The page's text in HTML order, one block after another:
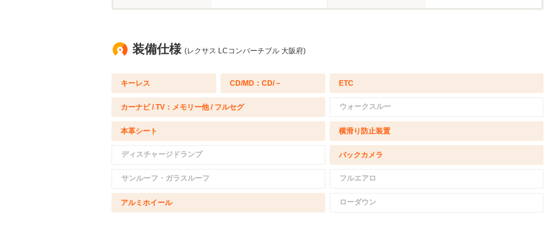
装備仕様 (レクサス LCコンバーチブル 大阪府)
キーレス CD/MD：CD/－ ETC
カーナビ / TV：メモリー他 / フルセグ ウォークスルー
本革シート 横滑り防止装置
ディスチャージドランプ バックカメラ
サンルーフ・ガラスルーフ フルエアロ
アルミホイール ローダウン